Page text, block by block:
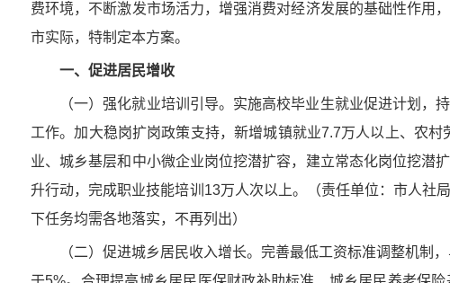
费环境，不断激发市场活力，增强消费对经济发展的基础性作用
市实际，特制定本方案。
一、促进居民增收
（一）强化就业培训引导。实施高校毕业生就业促进计划
工作。加大稳岗扩岗政策支持，新增城镇就业7.7万人以上、农
业、城乡基层和中小微企业岗位挖潜扩容，建立常态化岗位挖潜
升行动，完成职业技能培训13万人次以上。（责任单位：市人社
下任务均需各地落实，不再列出）
（二）促进城乡居民收入增长。完善最低工资标准调整机